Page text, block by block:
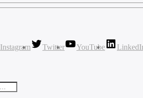
Instagram Twitter YouTube